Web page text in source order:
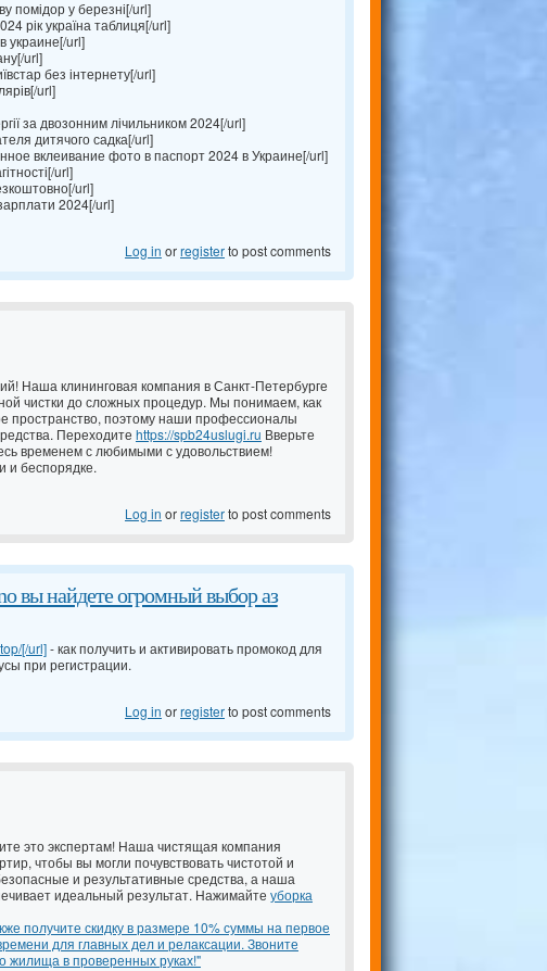
помідор у березні[/url]
рік україна таблиця[/url]
украине[/url]
url]
без інтернету[/url]
url]
за двозонним лічильником 2024[/url]
дитячого садка[/url]
вклеивание фото в паспорт 2024 в Украине[/url]
url]
url]
2024[/url]
Log in orregisterto post comments
Наша клининговая компания в Санкт-Петербурге
чистки до сложных процедур. Мы понимаем, как
пространство, поэтому наши профессионалы
Переходите https://spb24uslugi.ru Вверьте
временем с любимыми с удовольствием!
и беспорядке.
Log in orregisterto post comments
вы найдете огромный выбор аз
[/url]- как получить и активировать промокод для
при регистрации.
Log in orregisterto post comments
это экспертам! Наша чистящая компания
чтобы вы могли почувствовать чистотой и
и результативные средства, а наша
идеальный результат. Нажимайте уборка
получите скидку в размере 10% суммы на первое
для главных дел и релаксации. Звоните
жилища в проверенных руках!"